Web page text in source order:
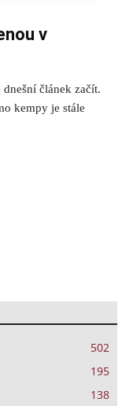
v
článek začít.
kempy je stále
502
195
138